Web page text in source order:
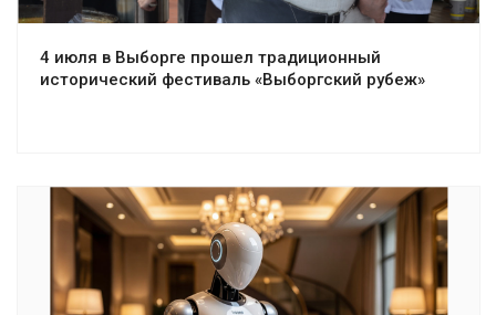
4 июля в Выборге прошел традиционный
исторический фестиваль «Выборгский рубеж»